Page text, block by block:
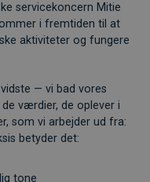
servicekoncern Mitie
i fremtiden til at
aktiviteter og fungere
— vi bad vores
værdier, de oplever i
som vi arbejder ud fra:
betyder det:
tone